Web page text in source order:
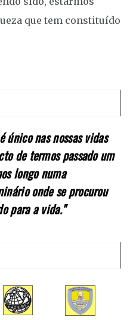
que tem constituído
único nas nossas vidas
de termos passado um
longo numa
onde se procurou
para a vida."